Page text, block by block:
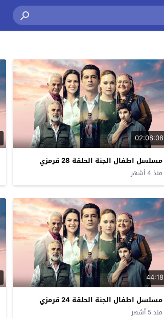
02:08:08
مسلسل اطفال الجنة الحلقة 28 قرمزي
منذ 4 أشهر
44:18
مسلسل اطفال الجنة الحلقة 24 قرمزي
منذ 5 أشهر